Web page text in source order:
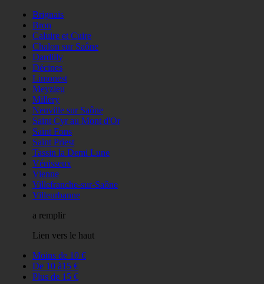
Brignais
Bron
Caluire et Cuire
Chalon sur Saône
Dardilly
Décines
Limonest
Meyzieu
Millery
Neuville sur Saône
Saint Cyr au Mont d'Or
Saint Fons
Saint Priest
Tassin la Demi Lune
Vénisseux
Vienne
Villefranche-sur-Saône
Villeurbanne
a remplir
Lien vers le haut
Moins de 10 €
De 10 à15 €
Plus de 15 €